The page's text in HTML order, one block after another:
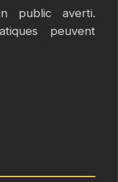
public averti.
peuvent
roues, un mot